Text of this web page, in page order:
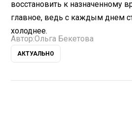
восстановить к назначенному
главное, ведь с каждым днем
холоднее.
Автор:Ольга Бекетова
АКТУАЛЬНО